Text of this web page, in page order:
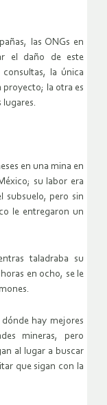
las ONGs en
el daño de este
la única
proyecto; la otra es
lugares.
en una mina en
su labor era
subsuelo, pero sin
le entregaron un
taladraba su
en ocho, se le
hay mejores
mineras, pero
al lugar a buscar
que sigan con la